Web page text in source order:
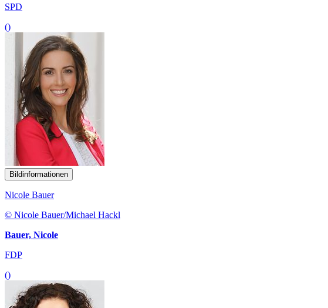
SPD
()
Bildinformationen
Nicole Bauer
© Nicole Bauer/Michael Hackl
Bauer, Nicole
FDP
()